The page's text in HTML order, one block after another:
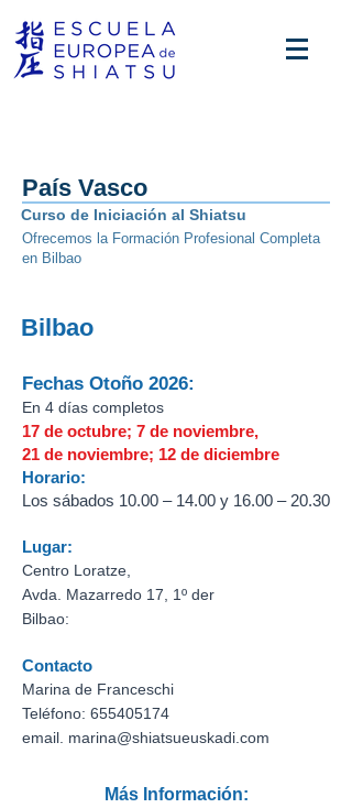
País Vasco
Curso de Iniciación al Shiatsu
Ofrecemos la Formación Profesional Completa
en Bilbao
Bilbao
Fechas Otoño 2026:
En 4 días completos
17 de octubre; 7 de noviembre,
21 de noviembre; 12 de diciembre
Horario:
Los sábados 10.00 – 14.00 y 16.00 – 20.30
Lugar:
Centro Loratze,
Avda. Mazarredo 17, 1º der
Bilbao:
Contacto
Marina de Franceschi
Teléfono: 655405174
email. marina@shiatsueuskadi.com
Más Información: